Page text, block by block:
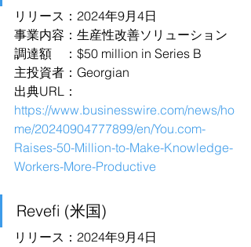
リリース：2024年9月4日
事業内容：生産性改善ソリューション
調達額　：$50 million in Series B
主投資者：Georgian
出典URL：
https://www.businesswire.com/news/ho
me/20240904777899/en/You.com-
Raises-50-Million-to-Make-Knowledge-
Workers-More-Productive
Revefi (米国)
リリース：2024年9月4日